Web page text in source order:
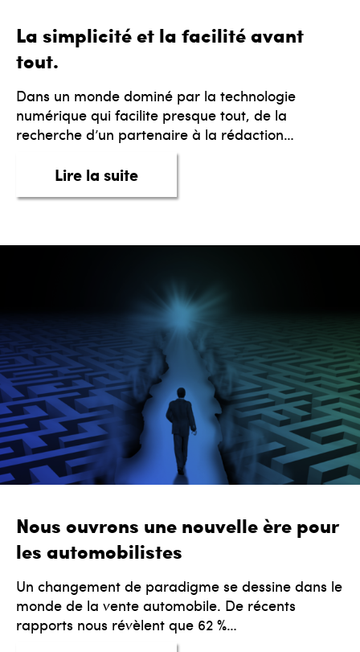
La simplicité et la facilité avant
tout.
Dans un monde dominé par la technologie
numérique qui facilite presque tout, de la
recherche d’un partenaire à la rédaction…
Lire la suiteabout La simplicité et la
Nous ouvrons une nouvelle ère pour
les automobilistes
Un changement de paradigme se dessine dans le
monde de la vente automobile. De récents
rapports nous révèlent que 62 %…